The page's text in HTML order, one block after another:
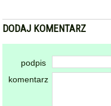
DODAJ KOMENTARZ
podpis
komentarz